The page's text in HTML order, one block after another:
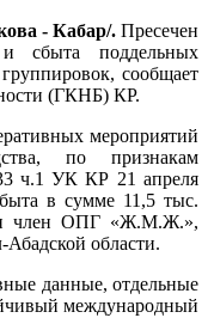
- Кабар/.Пресечен
сбыта поддельных
сообщает
(ГКНБ) КР.
мероприятий
по признакам
ч.1 УК КР 21 апреля
в сумме 11,5 тыс.
член ОПГ «Ж.М.Ж.»,
области.
данные, отдельные
международный